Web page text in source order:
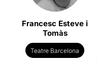
Francesc Esteve i
Tomàs
Teatre Barcelona